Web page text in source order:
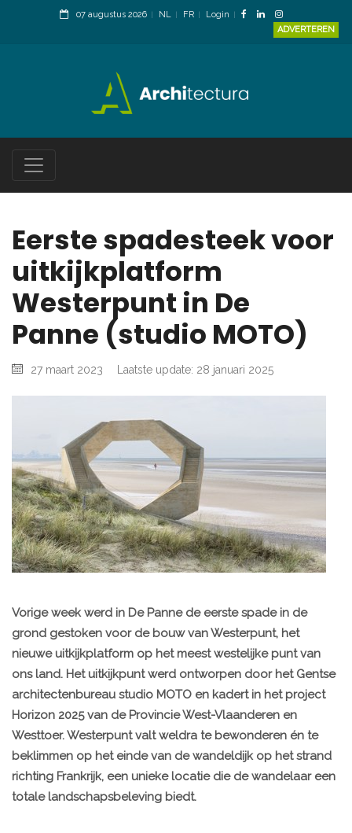
07 augustus 2026 NL FR
Login
ADVERTEREN
Eerste spadesteek voor
uitkijkplatform
Westerpunt in De
Panne (studio MOTO)
27 maart 2023 Laatste update: 28 januari 2025
Vorige week werd in De Panne de eerste spade in de
grond gestoken voor de bouw van Westerpunt, het
nieuwe uitkijkplatform op het meest westelijke punt van
ons land. Het uitkijkpunt werd ontworpen door het Gentse
architectenbureau studio MOTO en kadert in het project
Horizon 2025 van de Provincie West-Vlaanderen en
Westtoer. Westerpunt valt weldra te bewonderen én te
beklimmen op het einde van de wandeldijk op het strand
richting Frankrijk, een unieke locatie die de wandelaar een
totale landschapsbeleving biedt.